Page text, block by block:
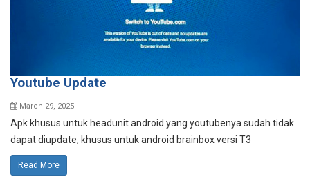
Youtube Update
March 29, 2025
Apk khusus untuk headunit android yang youtubenya sudah tidak
dapat diupdate, khusus untuk android brainbox versi T3
Read More